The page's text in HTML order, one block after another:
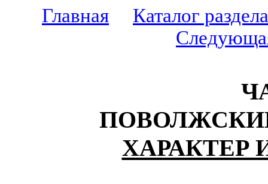
Главная
Каталог раздела
ХАРАКТЕР